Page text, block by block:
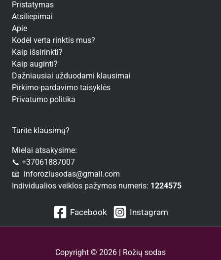
Pristatymas
Atsiliepimai
Apie
Kodėl verta rinktis mus?
Kaip išsirinkti?
Kaip auginti?
Dažniausiai užduodami klausimai
Pirkimo-pardavimo taisyklės
Privatumo politika
Turite klausimų?
Mielai atsakysime:
📞 +37061887007
📧 inforoziusodas@gmail.com
Individualios veiklos pažymos numeris: 1224575
Facebook Instagram
Copyright © 2026 | Rožių sodas